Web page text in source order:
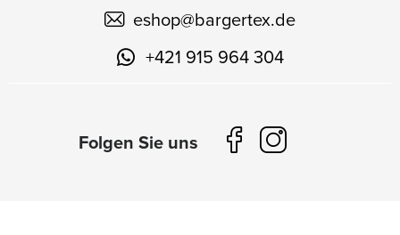
eshop@bargertex.de
+421 915 964 304